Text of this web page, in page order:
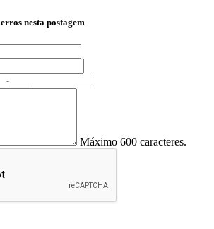
nesta postagem
Máximo 600 caracteres.